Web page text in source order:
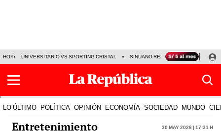
HOY UNIVERSITARIO VS SPORTING CRISTAL SINUANO RESULTADOS HOY
LO ÚLTIMO POLÍTICA OPINIÓN ECONOMÍA SOCIEDAD MUNDO
Entretenimiento 30 May 2026 | 17:31 h